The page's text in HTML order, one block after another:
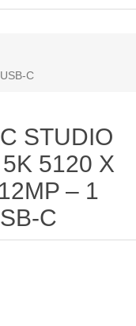
C
STUDIO
5120 X
– 1
C